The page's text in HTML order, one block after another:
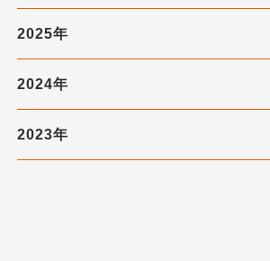
2025年
2024年
2023年